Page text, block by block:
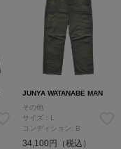
JUNYA WATANABE MAN
その他
サイズ：L
コンディション: B
34,100円（税込）